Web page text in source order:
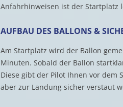
Anfahrhinweisen ist der Startplatz
AUFBAU DES BALLONS &
Am Startplatz wird der Ballon
Minuten. Sobald der Ballon
Diese gibt der Pilot Ihnen vor dem
aber zur Landung sicher verstaut